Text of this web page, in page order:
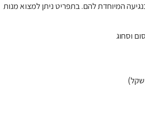
המיוחדת להם. בתפריט ניתן למצוא מנות
וסחוג